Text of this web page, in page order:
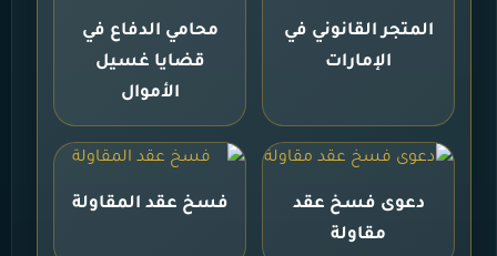
المتجر القانوني في
الإمارات
محامي الدفاع في
قضايا غسيل
الأموال
دعوى فسخ عقد
مقاولة
فسخ عقد المقاولة